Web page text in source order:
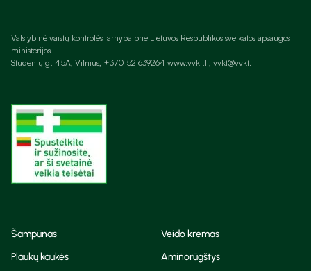
Valstybinė vaistų kontrolės tarnyba prie Lietuvos Respublikos sveikatos apsaugos
ministerijos
Studentų g. 45A, Vilnius, +370 52 639264 www.vvkt.lt, vvkt@vvkt.lt
Šampūnas
Veido kremas
Plaukų kaukės
Aminorūgštys